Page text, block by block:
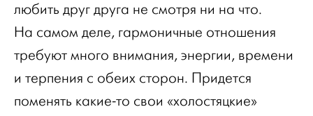
любить друг друга не смотря ни на что.
На самом деле, гармоничные отношения
требуют много внимания, энергии, времени
и терпения с обеих сторон. Придется
поменять какие-то свои «холостяцкие»